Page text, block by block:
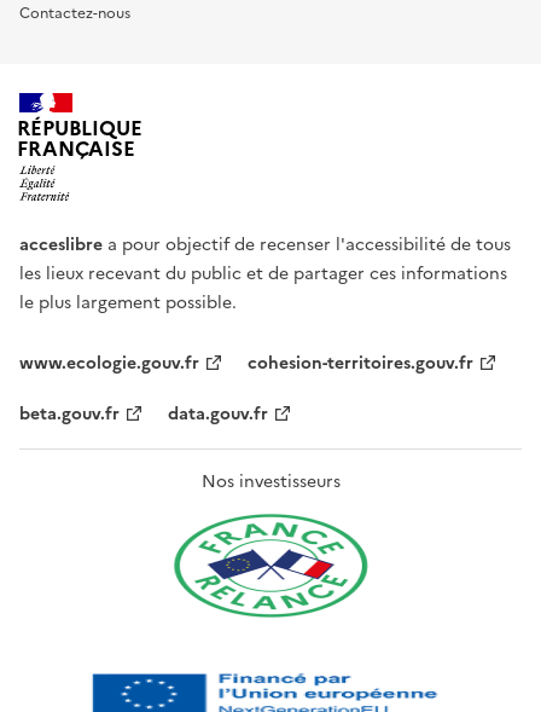
Contactez-nous
RÉPUBLIQUE
FRANÇAISE
acceslibre a pour objectif de recenser l'accessibilité de tous
les lieux recevant du public et de partager ces informations
le plus largement possible.
www.ecologie.gouv.fr
cohesion-territoires.gouv.fr
beta.gouv.fr
data.gouv.fr
Nos investisseurs